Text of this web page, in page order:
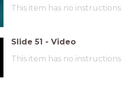
This item has no instructions
Slide 51 - Video
This item has no instructions